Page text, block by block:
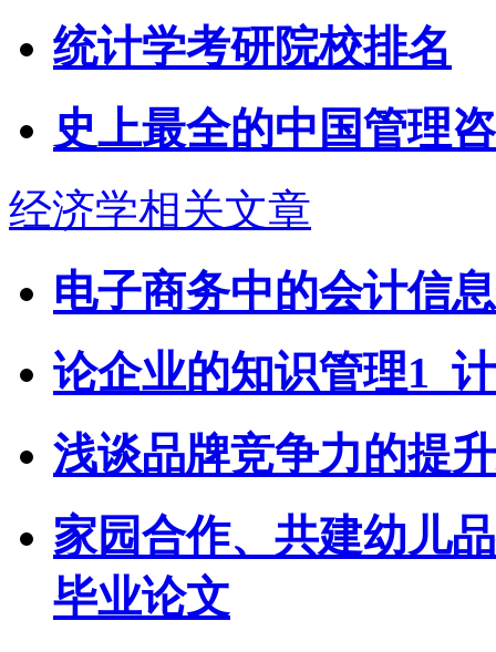
统计学考研院校排名
史上最全的中国管理
经济学相关文章
电子商务中的会计信
论企业的知识管理1_
浅谈品牌竞争力的提
家园合作、共建幼儿
毕业论文